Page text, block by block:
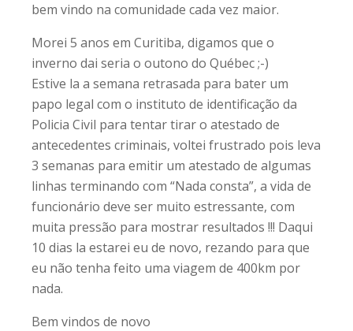
bem vindo na comunidade cada vez maior.
Morei 5 anos em Curitiba, digamos que o
inverno dai seria o outono do Québec ;-)
Estive la a semana retrasada para bater um
papo legal com o instituto de identificação da
Policia Civil para tentar tirar o atestado de
antecedentes criminais, voltei frustrado pois leva
3 semanas para emitir um atestado de algumas
linhas terminando com “Nada consta”, a vida de
funcionário deve ser muito estressante, com
muita pressão para mostrar resultados !!! Daqui
10 dias la estarei eu de novo, rezando para que
eu não tenha feito uma viagem de 400km por
nada.
Bem vindos de novo